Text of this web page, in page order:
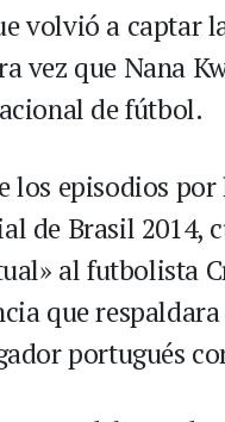
volvió a captar
vez que Nana
de fútbol.
los episodios
de Brasil 2014,
al futbolista
que
portugués